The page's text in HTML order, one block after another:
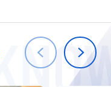
W2
会社情報
TW